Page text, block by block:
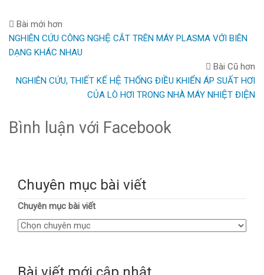
Bài mới hơn
NGHIÊN CỨU CÔNG NGHỆ CẮT TRÊN MÁY PLASMA VỚI BIÊN
DẠNG KHÁC NHAU
Bài Cũ hơn
NGHIÊN CỨU, THIẾT KẾ HỆ THỐNG ĐIỀU KHIỂN ÁP SUẤT HƠI
CỦA LÒ HƠI TRONG NHÀ MÁY NHIỆT ĐIỆN
Bình luận với Facebook
Chuyên mục bài viết
Chuyên mục bài viết